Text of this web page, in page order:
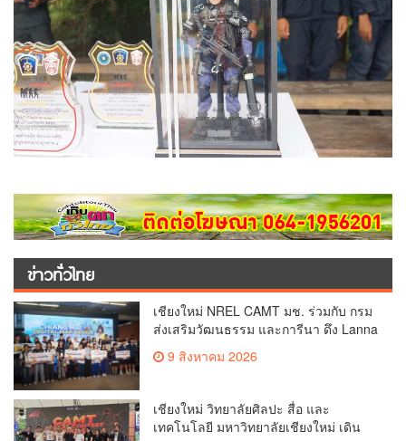
ข่าวทั่วไทย
เชียงใหม่ NREL CAMT มช. ร่วมกับ กรม
ส่งเสริมวัฒนธรรม และการีนา ดึง Lanna
Soft Power สู่ Free Fire Craftland หนุน
เชียงใหม่มุ่งสู่มรดกโลก UNESCO (คลิป)
9 สิงหาคม 2026
เชียงใหม่ วิทยาลัยศิลปะ สื่อ และ
เทคโนโลยี มหาวิทยาลัยเชียงใหม่ เดิน